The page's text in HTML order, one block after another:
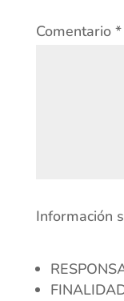
Comentario *
Información